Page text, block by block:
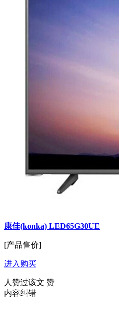
康佳(konka) LED65G30UE
[产品售价]
进入购买
人赞过该文 赞
内容纠错